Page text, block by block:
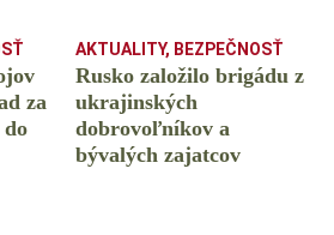
za
AKTUALITY, BEZPEČNOSŤ
Rusko založilo brigádu z
ukrajinských
dobrovoľníkov a
bývalých zajatcov